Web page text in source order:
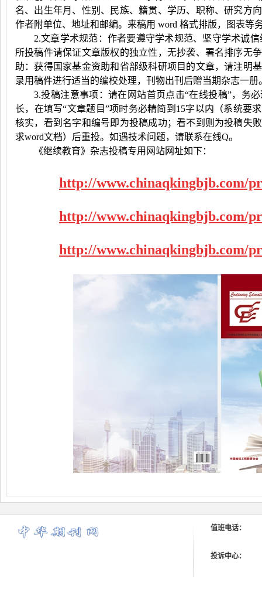
名、出生年月、性别、民族、籍贯、学历、职称、研究方
作者附单位、地址和邮编。来稿用 word 格式排版，图表等
2.文章学术规范：作者要遵守学术规范、坚守学术诚
所投稿件请保证文章版权的独立性，无抄袭、署名排序无
助：获得国家基金资助和省部级科研项目的文章，请注明
录用稿件进行适当的编校处理，刊物出刊后赠当期杂志一册
3.投稿注意事项：请在网站首页点击“在线投稿”，务
长，在填写“文章题目”项时务必精简到 15字以内（系统要
核实，看到名字和编号即为投稿成功；看不到则为投稿失
求word文档）后重投。如遇技术问题，请联系在线Q。
《继续教育》杂志投稿专用网站网址如下：
http://www.chinaqkingbjb.com/
http://www.chinaqkingbjb.com/
http://www.chinaqkingbjb.com/
值班电话：
投诉中心：